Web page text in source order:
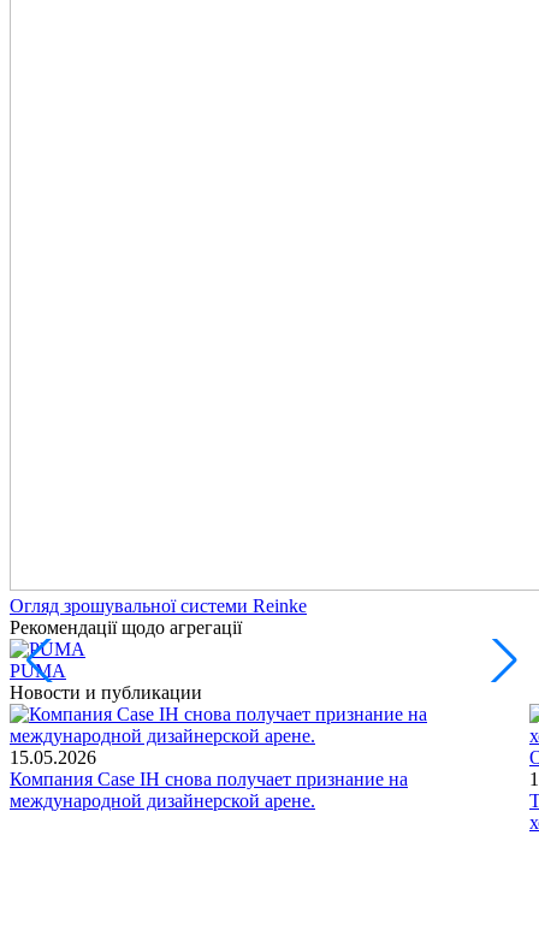
Огляд зрошувальної системи Reinke
Рекомендації щодо агрегації
PUMA
Новости и публикации
15.05.2026
Компания Case IH снова получает признание на
международной дизайнерской арене.